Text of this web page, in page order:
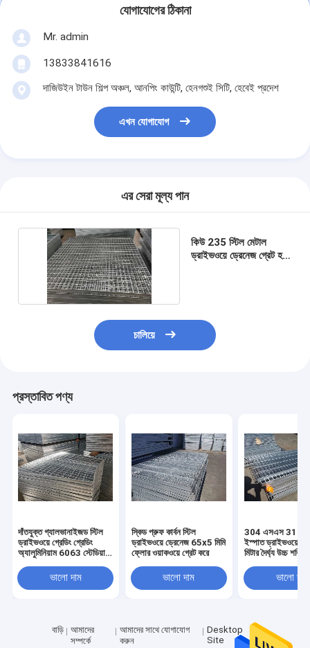
যোগাযোগের ঠিকানা
Mr. admin
13833841616
দাজিউইন টাউন শিল্প অঞ্চল, আনপিং কাউন্টি, হেনগশুই সিটি, হেবেই প্রদেশ
এখন যোগাযোগ
এর সেরা মূল্য পান
কিউ 235 স্টিল মেটাল
ড্রাইভওয়ে ড্রেনেজ গ্রেট হট
চালিয়ে
প্রস্তাবিত পণ্য
দাঁতযুক্ত গ্যালভানাইজড স্টিল
ড্রাইভওয়ে গ্রেডিং গ্রেডিং
অ্যালুমিনিয়াম 6063 স্টেডিয়াম
ভালো দাম
স্কিড প্রুফ কার্বন স্টিল
ড্রাইভওয়ে ড্রেনেজ 65x5 মিমি
ফ্লোর ওয়াকওয়ে গ্রেট করে
ভালো দাম
304 এসএস 316SS
ইস্পাত ড্রাইভওয়ে
মিটার দৈর্ঘ্য উচ্চ শক্তি
ভালো দাম
বাড়ি
আমাদের
সম্পর্কে
আমাদের সাথে যোগাযোগ
করুন
Desktop
Site